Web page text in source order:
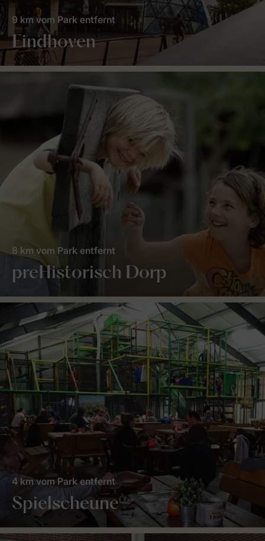
Eindhoven
9 km vom Park entfernt
preHistorisch Dorp
8 km vom Park entfernt
Spielscheune
4 km vom Park entfernt